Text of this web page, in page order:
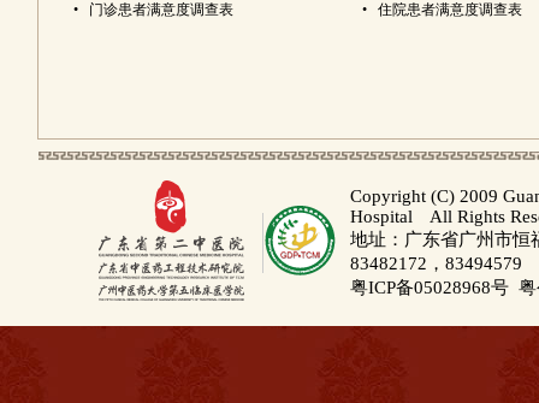
• 门诊患者满意度调查表 • 住院患者满意度调查表
Copyright (C) 2009
Hospital All Rights
地址：广东省广州市
83482172，83494579
粤ICP备05028968号